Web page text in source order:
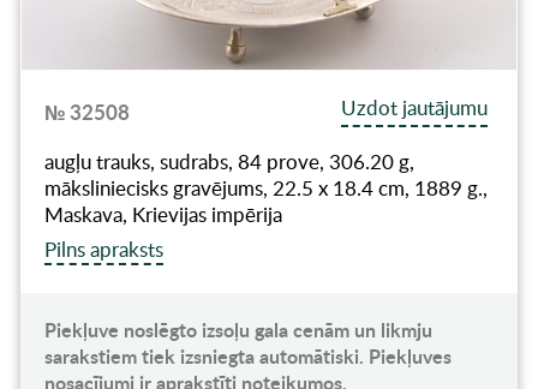
№ 32508
Uzdot jautājumu
augļu trauks, sudrabs, 84 prove, 306.20 g,
māksliniecisks gravējums, 22.5 x 18.4 cm, 1889 g.,
Maskava, Krievijas impērija
Pilns apraksts
Piekļuve noslēgto izsoļu gala cenām un likmju
sarakstiem tiek izsniegta automātiski. Piekļuves
nosacījumi ir aprakstīti noteikumos.